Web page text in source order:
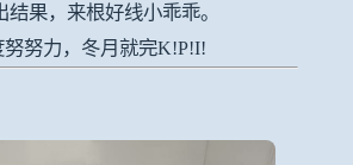
结果，来根好线小乖乖。
努力，冬月就完K!P!I!